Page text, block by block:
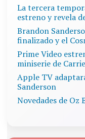
La tercera
estreno y revela
Brandon
finalizado y el
Prime Video
miniserie de
Apple TV
Sanderson
Novedades de Oz